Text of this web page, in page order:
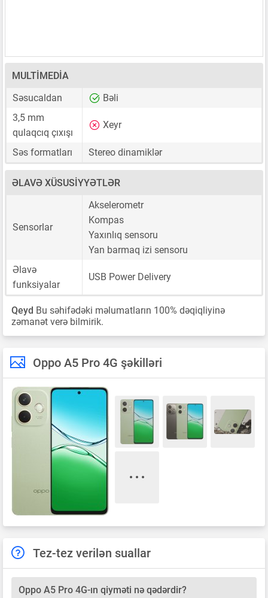
MULTIMEDIA
Səsucaldan
Bəli
3,5 mm
qulaqcıq çıxışı
Xeyr
Səs formatları Stereo dinamiklər
ƏLAVƏ XÜSUSIYYƏTLƏR
Sensorlar
Akselerometr
Kompas
Yaxınlıq sensoru
Yan barmaq izi sensoru
Əlavə
funksiyalar
USB Power Delivery
Qeyd Bu səhifədəki məlumatların 100% dəqiqliyinə
zəmanət verə bilmirik.
Oppo A5 Pro 4G şəkilləri
Tez-tez verilən suallar
Oppo A5 Pro 4G-ın qiyməti nə qədərdir?